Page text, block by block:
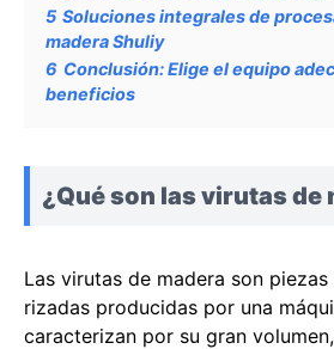
5 Soluciones integrales de
madera Shuliy
6 Conclusión: Elige el equipo
beneficios
¿Qué son las virutas de
Las virutas de madera son
rizadas producidas por una
caracterizan por su gran